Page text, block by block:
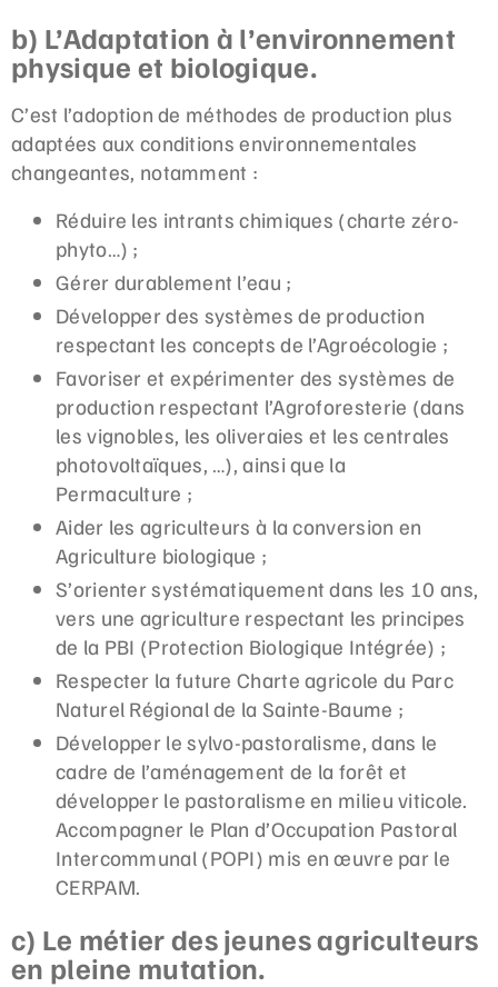
b) L’Adaptation à l’environnement
physique et biologique.
C’est l’adoption de méthodes de production plus
adaptées aux conditions environnementales
changeantes, notamment :
Réduire les intrants chimiques (charte zéro-
phyto…) ;
Gérer durablement l’eau ;
Développer des systèmes de production
respectant les concepts de l’Agroécologie ;
Favoriser et expérimenter des systèmes de
production respectant l’Agroforesterie (dans
les vignobles, les oliveraies et les centrales
photovoltaïques, …), ainsi que la
Permaculture ;
Aider les agriculteurs à la conversion en
Agriculture biologique ;
S’orienter systématiquement dans les 10 ans,
vers une agriculture respectant les principes
de la PBI (Protection Biologique Intégrée) ;
Respecter la future Charte agricole du Parc
Naturel Régional de la Sainte-Baume ;
Développer le sylvo-pastoralisme, dans le
cadre de l’aménagement de la forêt et
développer le pastoralisme en milieu viticole.
Accompagner le Plan d’Occupation Pastoral
Intercommunal (POPI) mis en œuvre par le
CERPAM.
c) Le métier des jeunes agriculteurs
en pleine mutation.